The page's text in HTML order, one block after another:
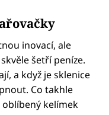
inovací, ale
šetří peníze.
a když je sklenice
Co takhle
oblíbený kelímek